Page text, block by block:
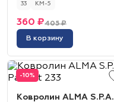
33 КМ-5
405 ₽
360 ₽
В корзину
-10%
Ковролин ALMA S.P.A.